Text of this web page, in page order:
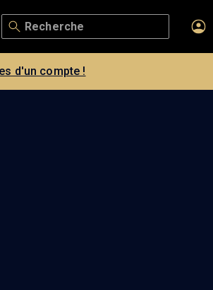
d'un compte !